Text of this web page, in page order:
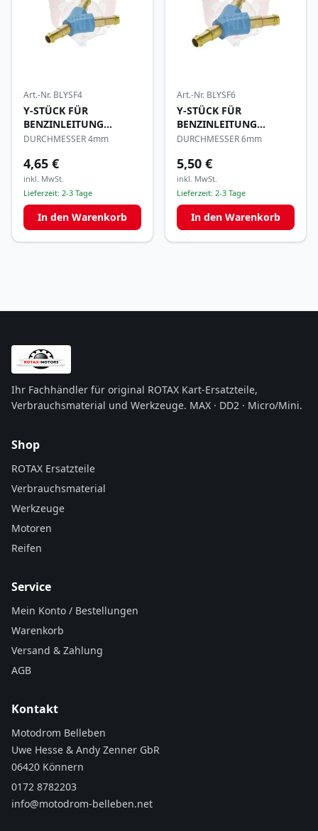
Art.-Nr. BLYSF4
Y-STÜCK FÜR
BENZINLEITUNG
MESSING FESTO
DURCHMESSER 4mm
4,65 €
inkl. MwSt.
Lieferzeit: 2-3 Tage
In den Warenkorb
Art.-Nr. BLYSF6
Y-STÜCK FÜR
BENZINLEITUNG
MESSING FESTO
DURCHMESSER 6mm
5,50 €
inkl. MwSt.
Lieferzeit: 2-3 Tage
In den Warenkorb
Ihr Fachhändler für original ROTAX Kart-Ersatzteile,
Verbrauchsmaterial und Werkzeuge. MAX · DD2 · Micro/Mini.
Shop
ROTAX Ersatzteile
Verbrauchsmaterial
Werkzeuge
Motoren
Reifen
Service
Mein Konto / Bestellungen
Warenkorb
Versand & Zahlung
AGB
Kontakt
Motodrom Belleben
Uwe Hesse & Andy Zenner GbR
06420 Könnern
0172 8782203
info@motodrom-belleben.net